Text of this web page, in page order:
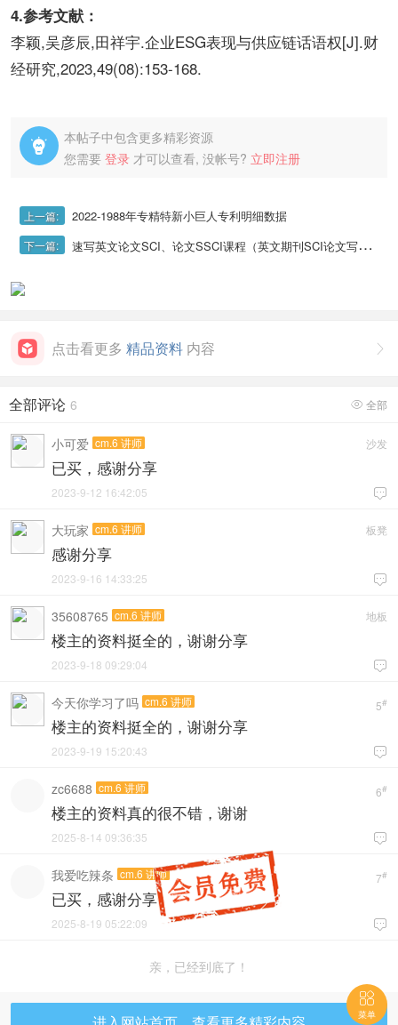
4.参考文献：
李颖,吴彦辰,田祥宇.企业ESG表现与供应链话语权[J].财
经研究,2023,49(08):153-168.

本帖子中包含更多精彩资源
您需要 登录 才可以查看, 没帐号? 立即注册
上一篇: 2022-1988年专精特新小巨人专利明细数据
下一篇: 速写英文论文SCI、论文SSCI课程（英文期刊SCI论文写作、英文SC可投易中期刊及选题、SCI全流程写作、英文SCI润色翻译、英文论文投稿与交流）

点击看更多 精品资料 内容
 全部
全部评论 6
沙发
小可爱 cm.6 讲师
已买，感谢分享

2023-9-12 16:42:05
板凳
大玩家 cm.6 讲师
感谢分享

2023-9-16 14:33:25
地板
35608765 cm.6 讲师
楼主的资料挺全的，谢谢分享

2023-9-18 09:29:04
5#
今天你学习了吗 cm.6 讲师
楼主的资料挺全的，谢谢分享

2023-9-19 15:20:43
6#
zc6688 cm.6 讲师
楼主的资料真的很不错，谢谢

2025-8-14 09:36:35
7#
我爱吃辣条 cm.6 讲师
已买，感谢分享

2025-8-19 05:22:09
亲，已经到底了！

菜单